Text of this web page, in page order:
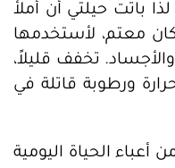
باتت حيلتي أن أملأ
معتم، لأستخدمها
تخفف قليلاً،
ورطوبة قاتلة في
أعباء الحياة اليومية